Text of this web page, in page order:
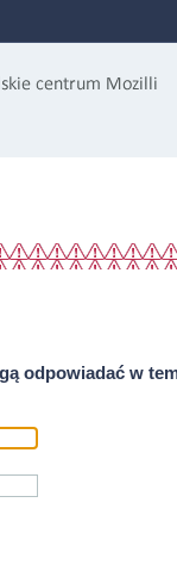
odpowiadać w